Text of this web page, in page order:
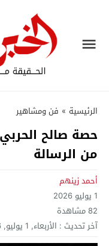
الرئيسية » فن ومشاهير
حصة صالح
من الرسالة
أحمد زينهم
1 يوليو 2026
82مشاهدة
آخر تحديث : الأربعاء, 1 يوليو, 2026 - 7:37 مساءً